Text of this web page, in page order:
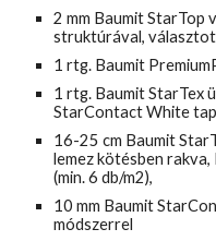
2 mm Baumit
struktúrával,
1 rtg. Baumit
1 rtg. Baumit StarTex
StarContact White
16-25 cm Baumit
lemez kötésben rakva,
(min. 6 db/m2),
10 mm Baumit
módszerrel